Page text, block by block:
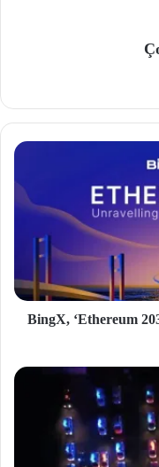
BingX, ‘Ethereum